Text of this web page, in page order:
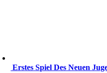
Erstes Spiel Des Neuen